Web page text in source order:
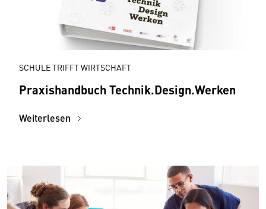
SCHULE TRIFFT WIRTSCHAFT
Praxishandbuch Technik.Design.Werken
Weiterlesen